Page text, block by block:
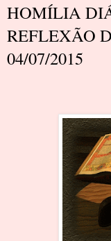
HOMÍLIA
REFLEXÃO
04/07/2015